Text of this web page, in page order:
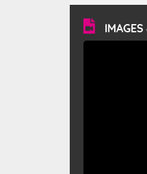
vitesse
en rafales,
du Rhône et
méditerranéen